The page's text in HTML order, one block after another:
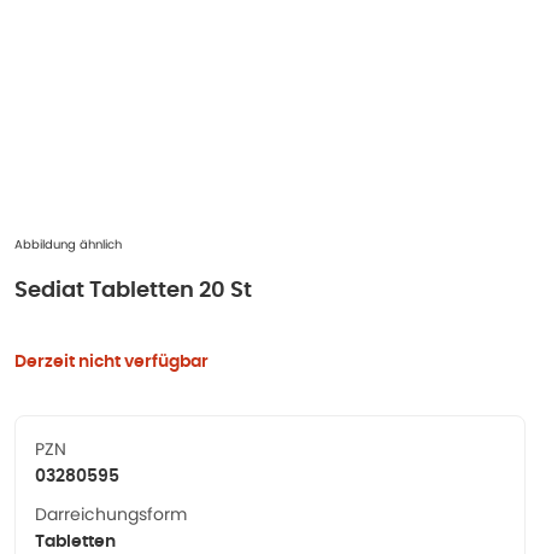
Abbildung ähnlich
Sediat Tabletten 20 St
Derzeit nicht verfügbar
PZN
03280595
Darreichungsform
Tabletten